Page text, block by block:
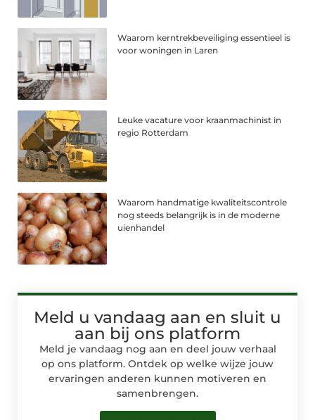
Waarom kerntrekbeveiliging essentieel is
voor woningen in Laren
Leuke vacature voor kraanmachinist in
regio Rotterdam
Waarom handmatige kwaliteitscontrole
nog steeds belangrijk is in de moderne
uienhandel
Meld u vandaag aan en sluit u
aan bij ons platform
Meld je vandaag nog aan en deel jouw verhaal
op ons platform. Ontdek op welke wijze jouw
ervaringen anderen kunnen motiveren en
samenbrengen.